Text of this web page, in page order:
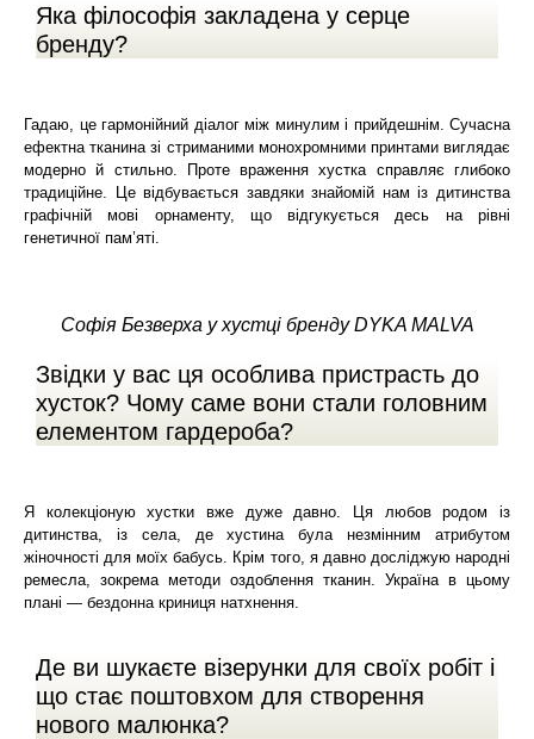
Яка філософія закладена у серце
бренду?
Гадаю, це гармонійний діалог між минулим і прийдешнім. Сучасна
ефектна тканина зі стриманими монохромними принтами виглядає
модерно й стильно. Проте враження хустка справляє глибоко
традиційне. Це відбувається завдяки знайомій нам із дитинства
графічній мові орнаменту, що відгукується десь на рівні
генетичної пам’яті.
Софія Безверха у хустці бренду DYKA MALVA
Звідки у вас ця особлива пристрасть до
хусток? Чому саме вони стали головним
елементом гардероба?
Я колекціоную хустки вже дуже давно. Ця любов родом із
дитинства, із села, де хустина була незмінним атрибутом
жіночності для моїх бабусь. Крім того, я давно досліджую народні
ремесла, зокрема методи оздоблення тканин. Україна в цьому
плані — бездонна криниця натхнення.
Де ви шукаєте візерунки для своїх робіт і
що стає поштовхом для створення
нового малюнка?